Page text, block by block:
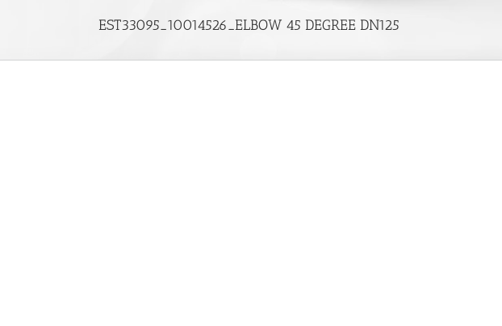
EST33095_10014526_ELBOW 45 DEGREE DN125